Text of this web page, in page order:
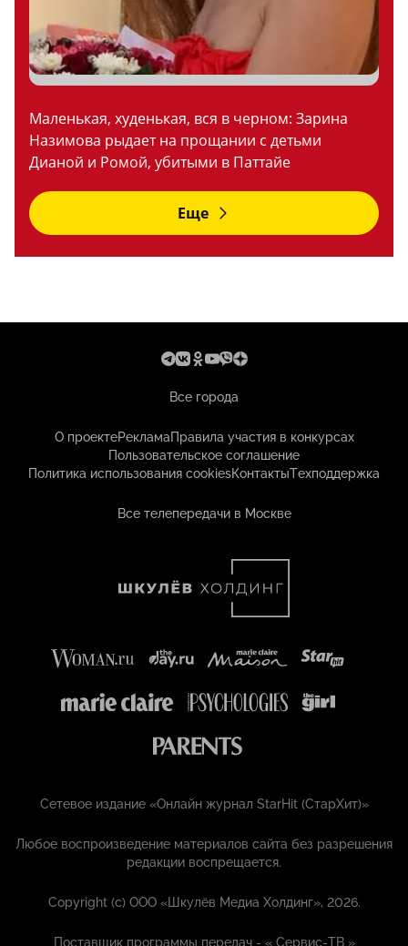
Маленькая, худенькая, вся в черном: Зарина
Назимова рыдает на прощании с детьми
Дианой и Ромой, убитыми в Паттайе
Еще
Все города
О проектеРекламаПравила участия в конкурсах
Пользовательское соглашение
Политика использования cookiesКонтактыТехподдержка
Все телепередачи в Москве
Сетевое издание «Онлайн журнал StarHit (СтарХит)»
Любое воспроизведение материалов сайта без разрешения
редакции воспрещается.
Copyright (с) ООО «Шкулёв Медиа Холдинг», 2026.
Поставщик программы передач - «Сервис-ТВ »